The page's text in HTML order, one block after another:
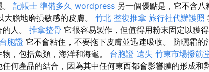
記帳士 準備多久 wordpress 另一個優點是，它不含
膽地磨損敏感的皮膚。 竹北 整復推拿 旅行社代辦護照
人。 推拿整骨 它很容易製作，但值得用粉末固定以獲
胞證 它不會粘住，不要拖下皮膚並迅速吸收。 防曬霜的
，包括魚類，海洋和海龜。 台胞證 遺失 竹東市場撥筋
何產品的結合，因為其中任何東西都會影響膜的形成和